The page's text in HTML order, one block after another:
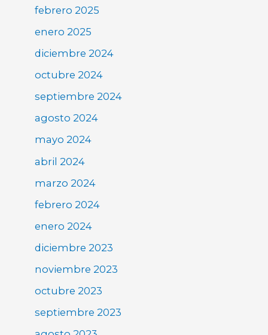
febrero 2025
enero 2025
diciembre 2024
octubre 2024
septiembre 2024
agosto 2024
mayo 2024
abril 2024
marzo 2024
febrero 2024
enero 2024
diciembre 2023
noviembre 2023
octubre 2023
septiembre 2023